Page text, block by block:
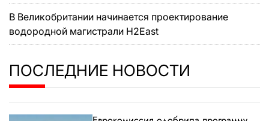
В Великобритании начинается проектирование
водородной магистрали H2East
ПОСЛЕДНИЕ НОВОСТИ